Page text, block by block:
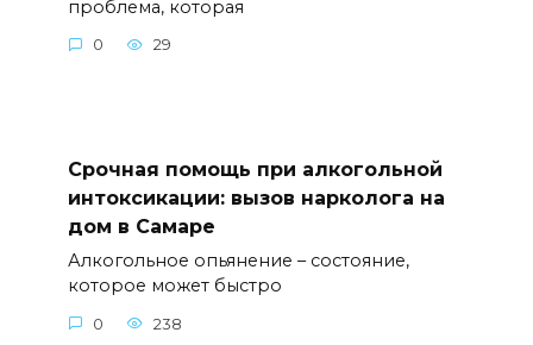
проблема, которая
0 29
Срочная помощь при алкогольной
интоксикации: вызов нарколога на
дом в Самаре
Алкогольное опьянение – состояние,
которое может быстро
0 238